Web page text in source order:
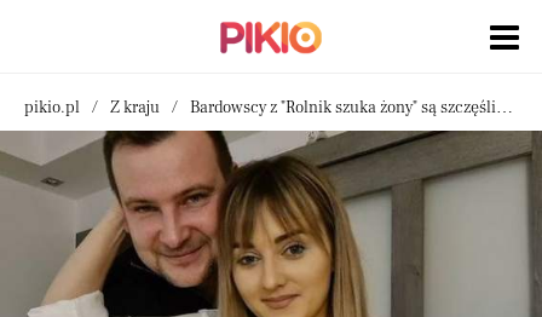
pikio.pl Z kraju Bardowscy z "Rolnik szuka żony" są szczęśliwym małżeństwem. Jednak budowa domu spędza im sen z powiek